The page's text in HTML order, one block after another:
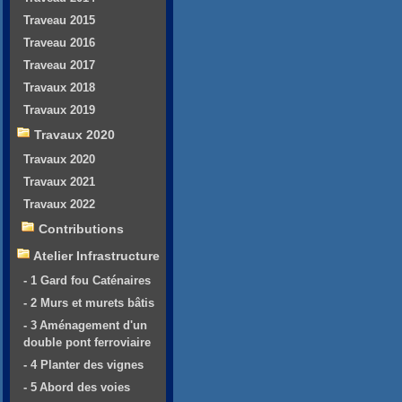
Traveau 2015
Traveau 2016
Traveau 2017
Travaux 2018
Travaux 2019
Travaux 2020
Travaux 2020
Travaux 2021
Travaux 2022
Contributions
Atelier Infrastructure
- 1 Gard fou Caténaires
- 2 Murs et murets bâtis
- 3 Aménagement d'un
double pont ferroviaire
- 4 Planter des vignes
- 5 Abord des voies